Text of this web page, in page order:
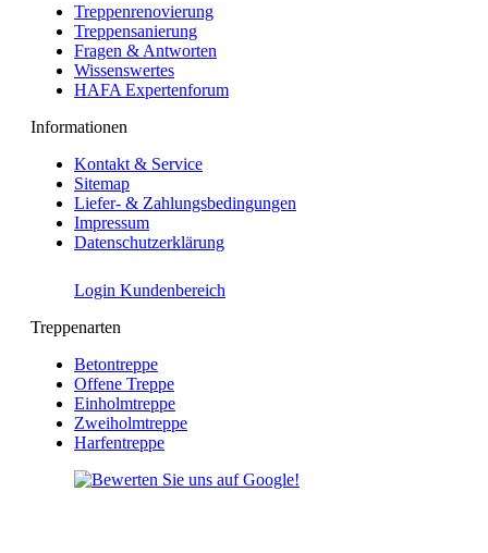
Treppenrenovierung
Treppensanierung
Fragen & Antworten
Wissenswertes
HAFA Expertenforum
Informationen
Kontakt & Service
Sitemap
Liefer- & Zahlungsbedingungen
Impressum
Datenschutzerklärung
Login Kundenbereich
Treppenarten
Betontreppe
Offene Treppe
Einholmtreppe
Zweiholmtreppe
Harfentreppe